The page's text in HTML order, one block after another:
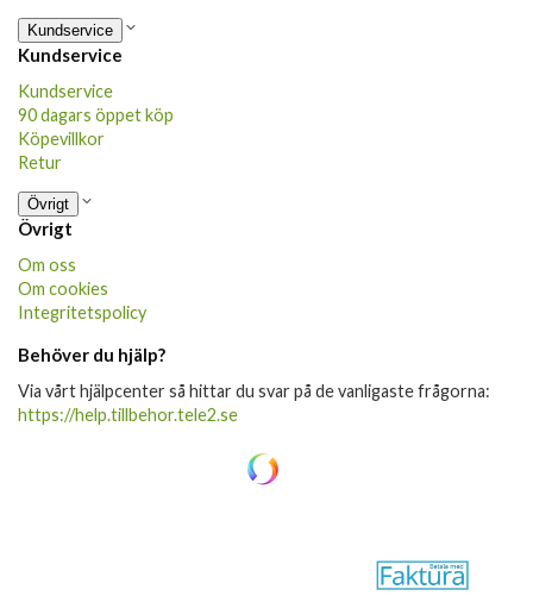
Kundservice
Kundservice
Kundservice
90 dagars öppet köp
Köpevillkor
Retur
Övrigt
Övrigt
Om oss
Om cookies
Integritetspolicy
Behöver du hjälp?
Via vårt hjälpcenter så hittar du svar på de vanligaste frågorna:
https://help.tillbehor.tele2.se